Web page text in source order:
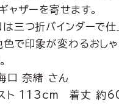
ャザーを寄せます。
三つ折バインダーで仕
で印象が変わるおし
口 奈緒 さん
スト 113cm 着丈 約60